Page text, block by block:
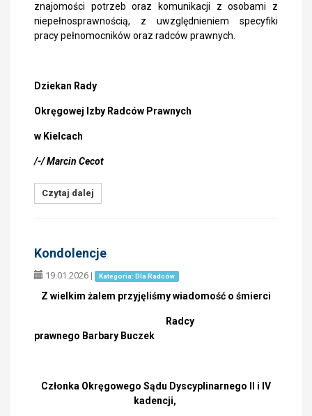
znajomości potrzeb oraz komunikacji z osobami z
niepełnosprawnością, z uwzględnieniem specyfiki
pracy pełnomocników oraz radców prawnych.
Dziekan Rady
Okręgowej Izby Radców Prawnych
w Kielcach
/-/ Marcin Cecot
Czytaj dalej
Kondolencje
19.01.2026 | Kategoria: Dla Radców
Z wielkim żalem przyjęliśmy wiadomość o śmierci
Radcy
prawnego Barbary Buczek
Członka Okręgowego Sądu Dyscyplinarnego II i IV
kadencji,